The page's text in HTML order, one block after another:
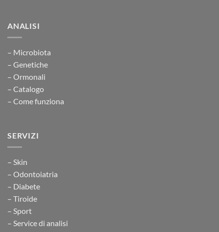
ANALISI
– Microbiota
– Genetiche
– Ormonali
– Catalogo
– Come funziona
SERVIZI
– Skin
– Odontoiatria
– Diabete
– Tiroide
– Sport
– Service di analisi